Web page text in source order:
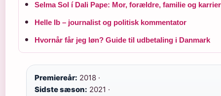
Selma Sol í Dali Pape: Mor, forældre, familie og
Helle Ib – journalist og politisk kommentator
Hvornår får jeg løn? Guide til udbetaling i Danmark
Premiereår: 2018 ·
Sidste sæson: 2021 ·